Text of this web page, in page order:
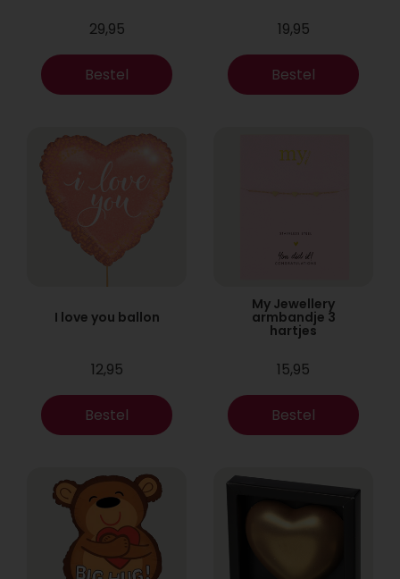
29,95
Bestel
19,95
Bestel
I love you ballon
12,95
Bestel
My Jewellery
armbandje 3
hartjes
15,95
Bestel